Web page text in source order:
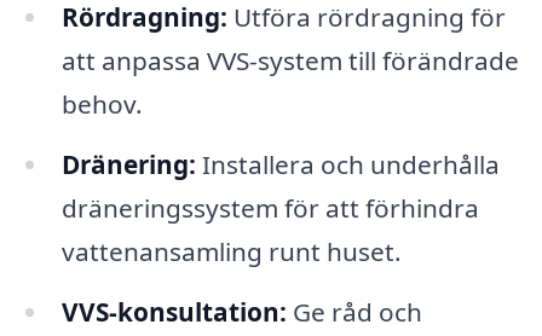
Rördragning: Utföra rördragning för
att anpassa VVS-system till förändrade
behov.
Dränering: Installera och underhålla
dräneringssystem för att förhindra
vattenansamling runt huset.
VVS-konsultation: Ge råd och